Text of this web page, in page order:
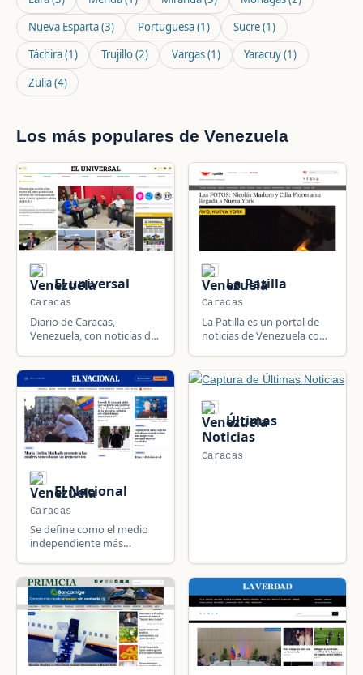
Nueva Esparta(3) Portuguesa(1) Sucre(1)
Táchira(1) Trujillo(2) Vargas(1) Yaracuy(1)
Zulia(4)
Los más populares de Venezuela
El universal
Caracas
Diario de Caracas,
Venezuela, con noticias de
La Patilla
Caracas
La Patilla es un portal de
noticias de Venezuela con
El Nacional
Caracas
Se define como el medio
independiente más
economía, deportes y
cultura.
Últimas
Noticias
Caracas